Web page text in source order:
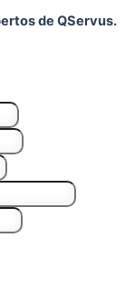
de QServus.